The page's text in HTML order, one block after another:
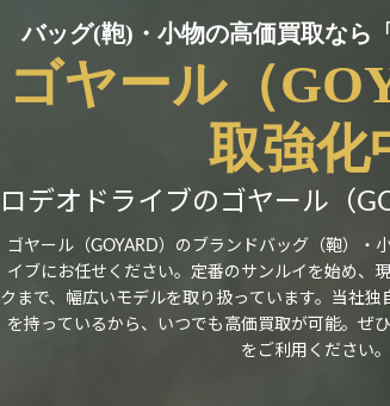
バッグ(鞄)・小物の高価買取なら
ゴヤール（
取強化
ロデオドライブのゴヤール（
ゴヤール（GOYARD）のブランドバッグ（鞄）・
イブにお任せください。定番のサンルイを始め、
クまで、幅広いモデルを取り扱っています。当社
を持っているから、いつでも高価買取が可能。ぜ
をご利用ください。